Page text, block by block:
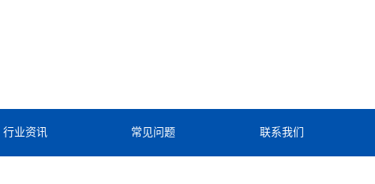
行业资讯 常见问题 联系我们